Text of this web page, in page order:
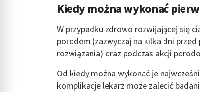
Kiedy można wykonać
W przypadku zdrowo rozwijającej się
porodem (zazwyczaj na kilka dni
rozwiązania) oraz podczas akcji
Od kiedy można wykonać je
komplikacje lekarz może zalecić